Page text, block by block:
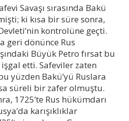
Savaşı sırasında Bakü
ki kısa bir süre sonra,
kontrolüne geçti.
geri dönünce Rus
Büyük Petro fırsat bu
etti. Safeviler zaten
yüzden Bakü’yü Ruslara
süreli bir zafer olmuştu.
1725’te Rus hükümdarı
karışıklıklar